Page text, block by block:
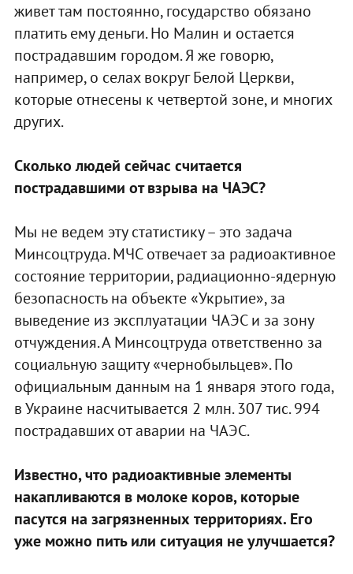
живет там постоянно, государство обязано
платить ему деньги. Но Малин и остается
пострадавшим городом. Я же говорю,
например, о селах вокруг Белой Церкви,
которые отнесены к четвертой зоне, и многих
других.
Сколько людей сейчас считается
пострадавшими от взрыва на ЧАЭС?
Мы не ведем эту статистику – это задача
Минсоцтруда. МЧС отвечает за радиоактивное
состояние территории, радиационно-ядерную
безопасность на объекте «Укрытие», за
выведение из эксплуатации ЧАЭС и за зону
отчуждения. А Минсоцтруда ответственно за
социальную защиту «чернобыльцев». По
официальным данным на 1 января этого года,
в Украине насчитывается 2 млн. 307 тис. 994
пострадавших от аварии на ЧАЭС.
Известно, что радиоактивные элементы
накапливаются в молоке коров, которые
пасутся на загрязненных территориях. Его
уже можно пить или ситуация не улучшается?